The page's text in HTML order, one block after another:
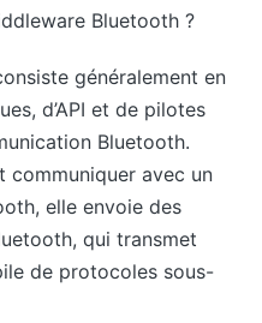
Bluetooth ?
généralement en
d’API et de pilotes
Bluetooth.
communiquer avec un
elle envoie des
qui transmet
de protocoles sous-